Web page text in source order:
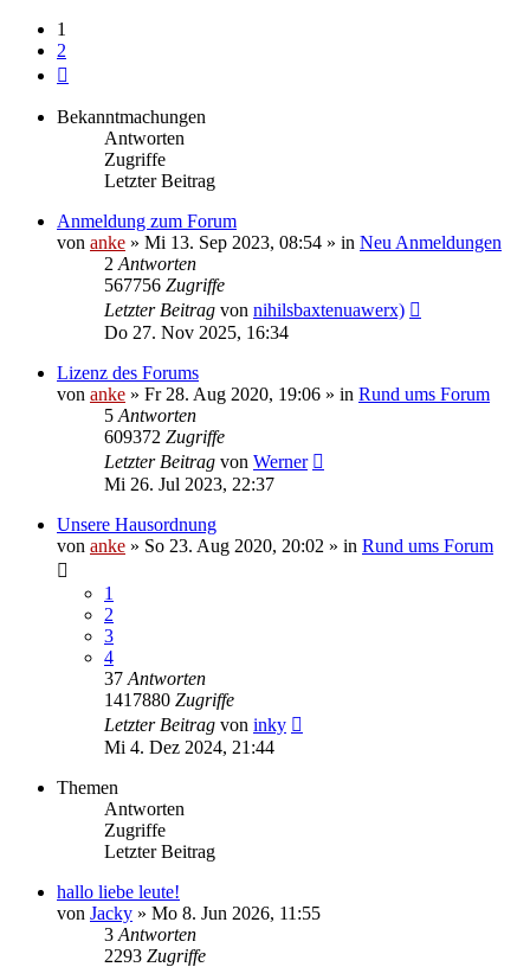
1
2
Bekanntmachungen
Antworten
Zugriffe
Letzter Beitrag
Anmeldung zum Forum
von anke » Mi 13. Sep 2023, 08:54 » in Neu Anmeldungen
2 Antworten
567756 Zugriffe
Letzter Beitrag von nihilsbaxtenuawerx)
Do 27. Nov 2025, 16:34
Lizenz des Forums
von anke » Fr 28. Aug 2020, 19:06 » in Rund ums Forum
5 Antworten
609372 Zugriffe
Letzter Beitrag von Werner
Mi 26. Jul 2023, 22:37
Unsere Hausordnung
von anke » So 23. Aug 2020, 20:02 » in Rund ums Forum
1
2
3
4
37 Antworten
1417880 Zugriffe
Letzter Beitrag von inky
Mi 4. Dez 2024, 21:44
Themen
Antworten
Zugriffe
Letzter Beitrag
hallo liebe leute!
von Jacky » Mo 8. Jun 2026, 11:55
3 Antworten
2293 Zugriffe